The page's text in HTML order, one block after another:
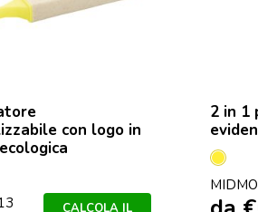
con logo in
CALCOLA IL
2 in 1
Giallo